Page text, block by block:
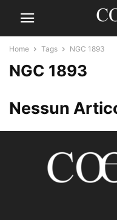
Home Tags NGC 1893
NGC 1893
Nessun